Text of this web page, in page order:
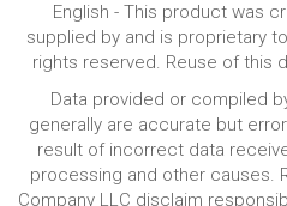
English - This product was
supplied by and is proprietary
rights reserved. Reuse of this
Data provided or compiled
generally are accurate but
result of incorrect data
processing and other causes.
Company LLC disclaim